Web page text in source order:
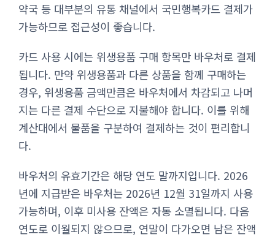
약국 등 대부분의 유통 채널에서 국민행복카드 결제가
가능하므로 접근성이 좋습니다.
카드 사용 시에는 위생용품 구매 항목만 바우처로 결제
됩니다. 만약 위생용품과 다른 상품을 함께 구매하는
경우, 위생용품 금액만큼은 바우처에서 차감되고 나머
지는 다른 결제 수단으로 지불해야 합니다. 이를 위해
계산대에서 물품을 구분하여 결제하는 것이 편리합니
다.
바우처의 유효기간은 해당 연도 말까지입니다. 2026
년에 지급받은 바우처는 2026년 12월 31일까지 사용
가능하며, 이후 미사용 잔액은 자동 소멸됩니다. 다음
연도로 이월되지 않으므로, 연말이 다가오면 남은 잔액